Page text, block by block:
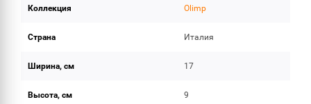
Коллекция Olimp
Страна Италия
Ширина, см 17
Высота, см 9